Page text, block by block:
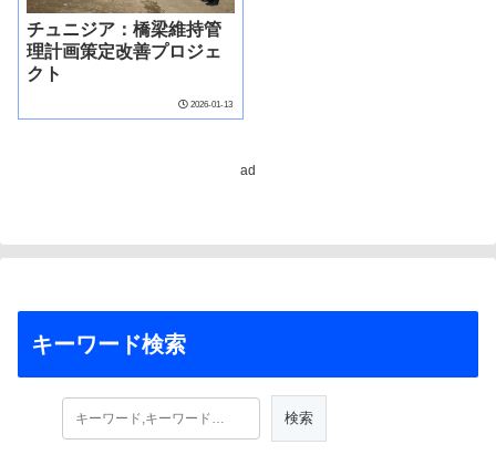
チュニジア：橋梁維持管
理計画策定改善プロジェ
クト
2026-01-13
ad
キーワード検索